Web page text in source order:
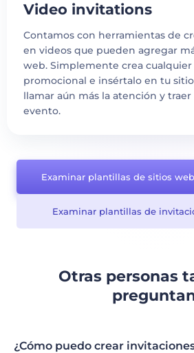
Video invitations
Contamos con herramientas de
en videos que pueden agregar
web. Simplemente crea
promocional e insértalo en tu
llamar aún más la atención y
evento.
Examinar plantillas de sitios
Examinar plantillas de
Otras personas
¿Cómo puedo crear